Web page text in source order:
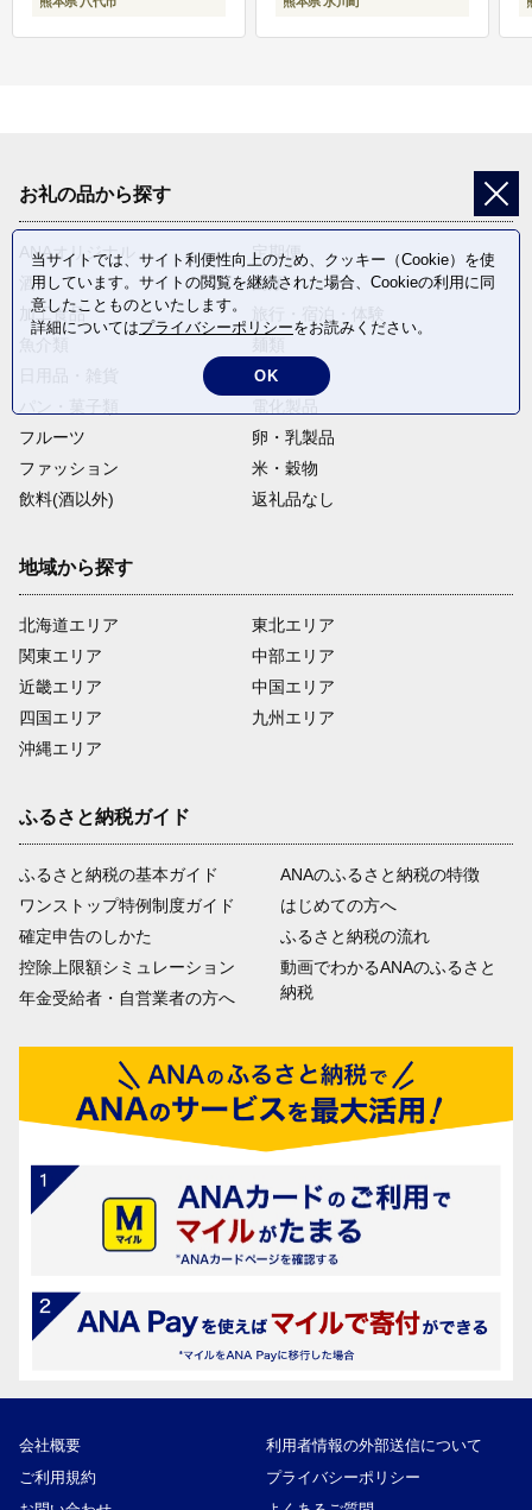
お礼の品から探す
ANAオリジナル
定期便
酒
肉類
加工食品
野菜
フルーツ
卵・乳製品
ファッション
米・穀物
飲料(酒以外)
返礼品なし
地域から探す
北海道エリア
関東エリア
近畿エリア
四国エリア
沖縄エリア
東北エリア
中部エリア
中国エリア
九州エリア
ふるさと納税ガイド
ふるさと納税の基本ガイド
ワンストップ特例制度ガイド
確定申告のしかた
控除上限額シミュレーション
年金受給者・自営業者の方へ
ANAのふるさと納税の特徴
はじめての方へ
ふるさと納税の流れ
動画でわかるANAのふるさと
納税
会社概要
利用者情報の外部送信について
ご利用規約
プライバシーポリシー
当サイトでは、サイト利便性向上のため、クッキー（Cookie）を使
用しています。サイトの閲覧を継続された場合、Cookieの利用に同
意したことものといたします。
詳細についてはプライバシーポリシーをお読みください。
OK